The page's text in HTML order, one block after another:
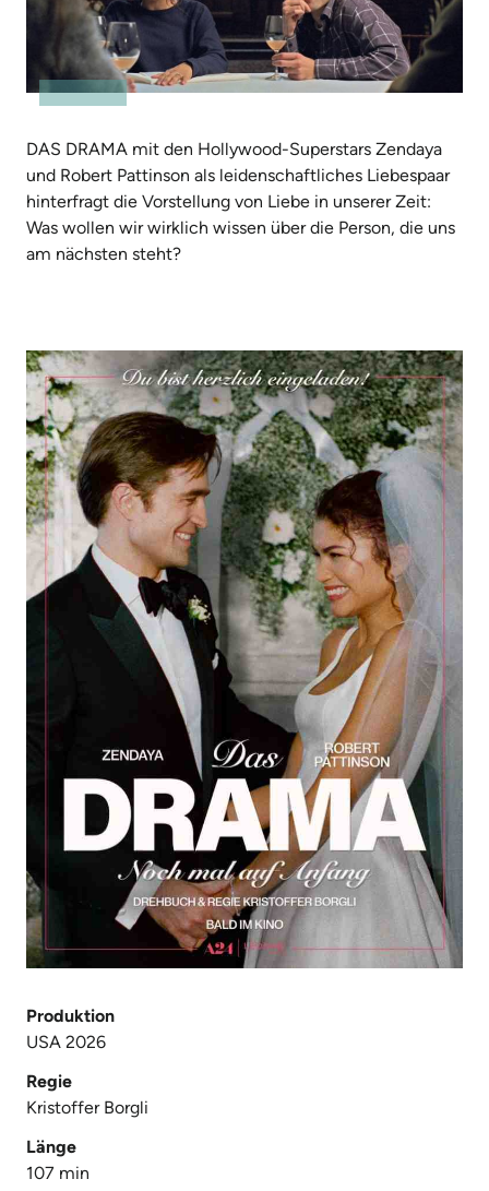
DAS DRAMA mit den Hollywood-Superstars Zendaya
und Robert Pattinson als leidenschaftliches Liebespaar
hinterfragt die Vorstellung von Liebe in unserer Zeit:
Was wollen wir wirklich wissen über die Person, die uns
am nächsten steht?
Produktion
USA 2026
Regie
Kristoffer Borgli
Länge
107 min